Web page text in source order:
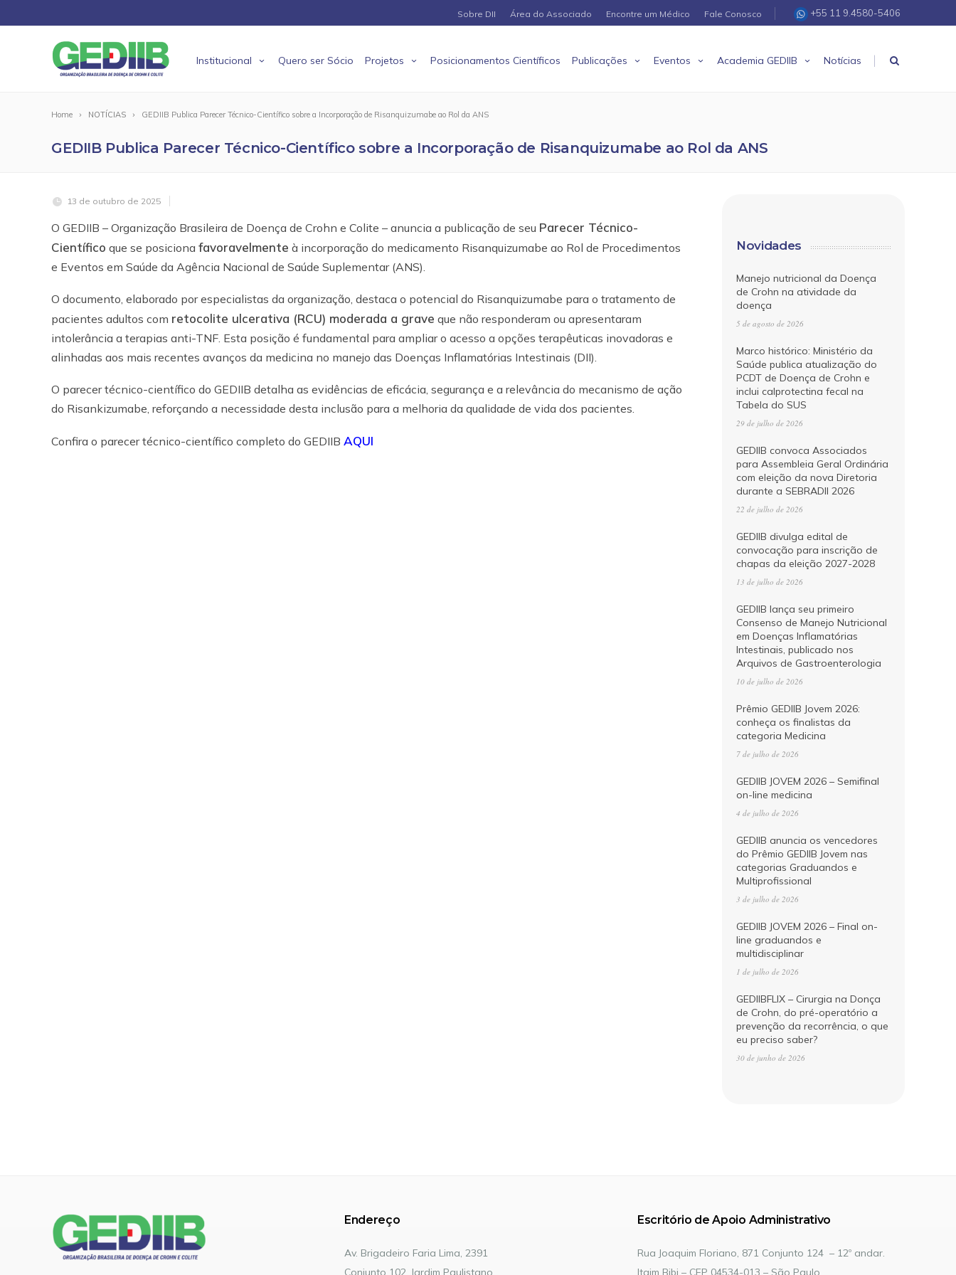
+55 11 9.4580-5406
Sobre DII Área do Associado Encontre um Médico Fale Conosco
Institucional Quero ser Sócio Projetos Posicionamentos Científicos Publicações Eventos Academia GEDIIB Notícias |
Home NOTÍCIAS GEDIIB Publica Parecer Técnico-Científico sobre a Incorporação de Risanquizumabe ao Rol da ANS
GEDIIB Publica Parecer Técnico-Científico sobre a Incorporação de Risanquizumabe ao Rol da ANS
13 de outubro de 2025
O GEDIIB – Organização Brasileira de Doença de Crohn e Colite – anuncia a publicação de seu Parecer Técnico-
Científico que se posiciona favoravelmente à incorporação do medicamento Risanquizumabe ao Rol de Procedimentos
e Eventos em Saúde da Agência Nacional de Saúde Suplementar (ANS).
O documento, elaborado por especialistas da organização, destaca o potencial do Risanquizumabe para o tratamento de
pacientes adultos com retocolite ulcerativa (RCU) moderada a grave que não responderam ou apresentaram
intolerância a terapias anti-TNF. Esta posição é fundamental para ampliar o acesso a opções terapêuticas inovadoras e
alinhadas aos mais recentes avanços da medicina no manejo das Doenças Inflamatórias Intestinais (DII).
O parecer técnico-científico do GEDIIB detalha as evidências de eficácia, segurança e a relevância do mecanismo de ação
do Risankizumabe, reforçando a necessidade desta inclusão para a melhoria da qualidade de vida dos pacientes.
Confira o parecer técnico-científico completo do GEDIIB AQUI
Novidades
Manejo nutricional da Doença
de Crohn na atividade da
doença
5 de agosto de 2026
Marco histórico: Ministério da
Saúde publica atualização do
PCDT de Doença de Crohn e
inclui calprotectina fecal na
Tabela do SUS
29 de julho de 2026
GEDIIB convoca Associados
para Assembleia Geral Ordinária
com eleição da nova Diretoria
durante a SEBRADII 2026
22 de julho de 2026
GEDIIB divulga edital de
convocação para inscrição de
chapas da eleição 2027-2028
13 de julho de 2026
GEDIIB lança seu primeiro
Consenso de Manejo Nutricional
em Doenças Inflamatórias
Intestinais, publicado nos
Arquivos de Gastroenterologia
10 de julho de 2026
Prêmio GEDIIB Jovem 2026:
conheça os finalistas da
categoria Medicina
7 de julho de 2026
GEDIIB JOVEM 2026 – Semifinal
on-line medicina
4 de julho de 2026
GEDIIB anuncia os vencedores
do Prêmio GEDIIB Jovem nas
categorias Graduandos e
Multiprofissional
3 de julho de 2026
GEDIIB JOVEM 2026 – Final on-
line graduandos e
multidisciplinar
1 de julho de 2026
GEDIIBFLIX – Cirurgia na Donça
de Crohn, do pré-operatório a
prevenção da recorrência, o que
eu preciso saber?
30 de junho de 2026
Endereço
Av. Brigadeiro Faria Lima, 2391
Conjunto 102, Jardim Paulistano.
Escritório de Apoio Administrativo
Rua Joaquim Floriano, 871 Conjunto 124 – 12º andar.
Itaim Bibi – CEP 04534-013 – São Paulo